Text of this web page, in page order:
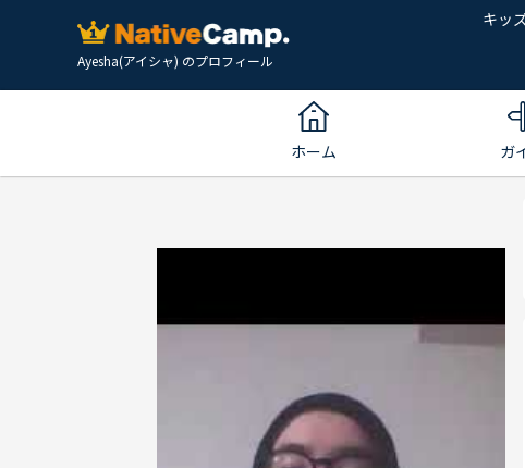
Ayesha(アイシャ) のプロフィール
キッ
ホーム ガ